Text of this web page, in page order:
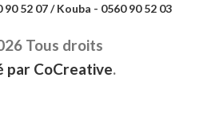
52 07 / Kouba - 0560 90 52 03
Tous droits
par CoCreative.